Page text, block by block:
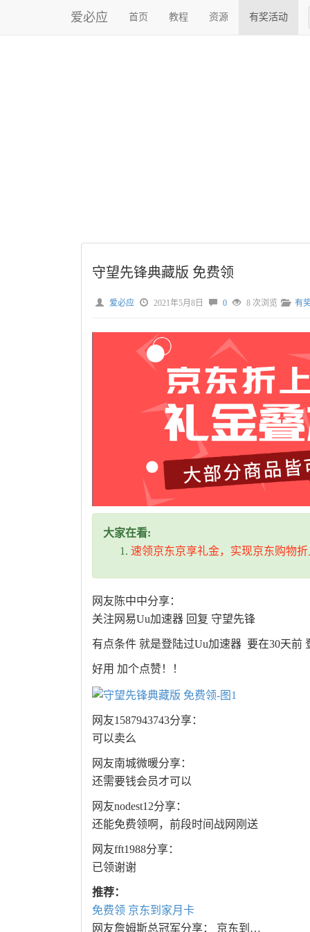
爱必应 首页 教程 资源 有奖活动
守望先锋典藏版 免费领
爱必应 2021年5月8日 0 8 次浏览 有
大家在看:
速领京东京享礼金，实现京东购物
网友陈中中分享：
关注网易Uu加速器 回复 守望先锋
有点条件 就是登陆过Uu加速器 要在30天前
好用 加个点赞！！
网友1587943743分享：
可以卖么
网友南城微暖分享：
还需要钱会员才可以
网友nodest12分享：
还能免费领啊，前段时间战网刚送
网友fft1988分享：
已领谢谢
推荐：
免费领 京东到家月卡
网友詹姆斯总冠军分享： 京东到…